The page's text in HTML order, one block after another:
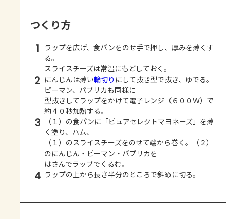
つくり方
1 ラップを広げ、食パンをのせ手で押し、厚みを薄くす
る。
スライスチーズは常温にもどしておく。
2 にんじんは薄い輪切り にして抜き型で抜き、ゆでる。
ピーマン、パプリカも同様に
型抜きしてラップをかけて電子レンジ（６００Ｗ）で
約４０秒加熱する。
3
（１）の食パンに「ピュアセレクトマヨネーズ」を薄
く塗り、ハム、
（１）のスライスチーズをのせて端から巻く。（２）
のにんじん・ピーマン・パプリカを
はさんでラップでくるむ。
4 ラップの上から長さ半分のところで斜めに切る。